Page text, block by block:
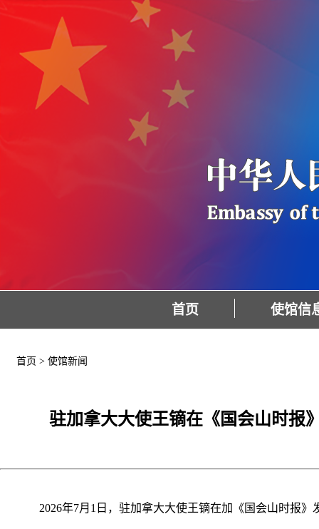
首页 使馆信
首页 > 使馆新闻
驻加拿大大使王镝在《国会山时报
2026年7月1日，驻加拿大大使王镝在加《国会山时报